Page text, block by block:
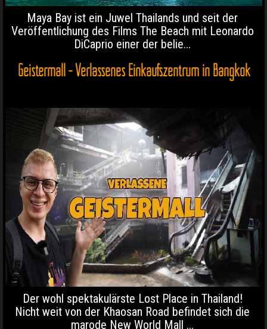
Maya Bay ist ein Juwel Thailands und seit der
Veröffentlichung des Films The Beach mit Leonardo
DiCaprio einer der belie...
Geistermall - Verlassenes Einkaufszentrum in Bangkok
Der wohl spektakulärste Lost Place in Thailand!
Nicht weit von der Khaosan Road befindet sich die
marode New World Mall ...